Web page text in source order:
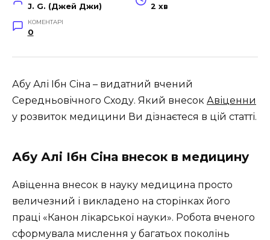
J. G. (Джей Джи) 2 хв
КОМЕНТАРІ
0
Абу Алі Ібн Сіна – видатний вчений
Середньовічного Сходу. Який внесок Авіценни
у розвиток медицини Ви дізнаєтеся в цій статті.
Абу Алі Ібн Сіна внесок в медицину
Авіценна внесок в науку медицина просто
величезний і викладено на сторінках його
праці «Канон лікарської науки». Робота вченого
сформувала мислення у багатьох поколінь